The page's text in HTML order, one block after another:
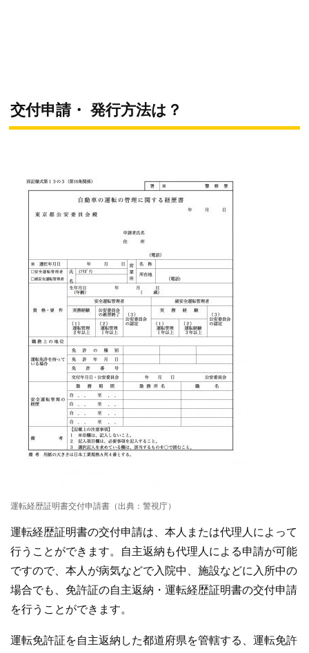
交付申請・ 発行方法は？
運転経歴証明書交付申請書（出典：警視庁）
運転経歴証明書の交付申請は、本人または代理人によって
行うことができます。自主返納も代理人による申請が可能
ですので、本人が病気などで入院中、施設などに入所中の
場合でも、免許証の自主返納・運転経歴証明書の交付申請
を行うことができます。
運転免許証を自主返納した都道府県を管轄する、運転免許